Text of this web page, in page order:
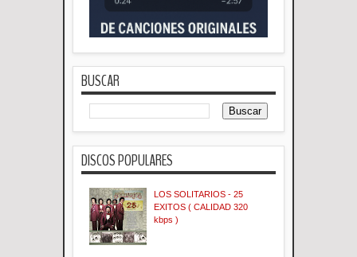
BUSCAR
DISCOS POPULARES
LOS SOLITARIOS - 25
EXITOS ( CALIDAD 320
kbps )